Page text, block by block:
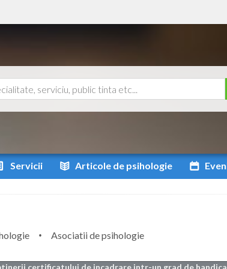
Servicii Articole de psihologie
Asociatii de psihologie
certificatului de incadrare intr-un grad de